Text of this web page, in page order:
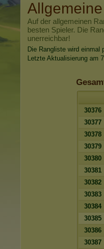
Auf der allgemeinen
besten Spieler. Die
unerreichbar!
Die Rangliste wird einmal
Letzte Aktualisierung am
30376
30377
30378
30379
30380
30381
30382
30383
30384
30385
30386
30387